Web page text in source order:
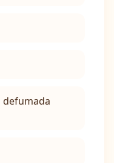
defumada